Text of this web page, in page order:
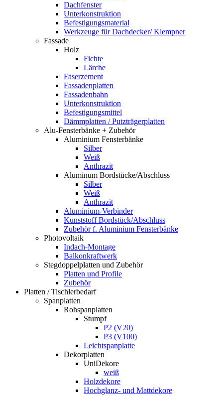
Dachfenster
Unterkonstruktion
Befestigungsmaterial
Werkzeuge für Dachdecker/ Klempner
Fassade
Holz
Fichte
Lärche
Faserzement
Fassadenplatten
Fassadenbahn
Unterkonstruktion
Befestigungsmittel
Dämmplatten / Putzträgerplatten
Alu-Fensterbänke + Zubehör
Aluminium Fensterbänke
Silber
Weiß
Anthrazit
Aluminum Bordstücke/Abschluss
Silber
Weiß
Anthrazit
Aluminium-Verbinder
Kunststoff Bordstück/Abschluss
Zubehör f. Aluminium Fensterbänke
Photovoltaik
Indach-Montage
Balkonkraftwerk
Stegdoppelplatten und Zubehör
Platten und Profile
Zubehör
Platten / Tischlerbedarf
Spanplatten
Rohspanplatten
Stumpf
P2 (V20)
P3 (V100)
Leichtspanplatte
Dekorplatten
UniDekore
weiß
Holzdekore
Hochglanz- und Mattdekore